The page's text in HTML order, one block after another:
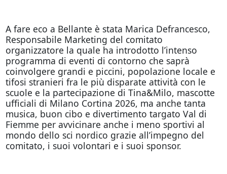
A fare eco a Bellante è stata Marica Defrancesco,
Responsabile Marketing del comitato
organizzatore la quale ha introdotto l’intenso
programma di eventi di contorno che saprà
coinvolgere grandi e piccini, popolazione locale e
tifosi stranieri fra le più disparate attività con le
scuole e la partecipazione di Tina&Milo, mascotte
ufficiali di Milano Cortina 2026, ma anche tanta
musica, buon cibo e divertimento targato Val di
Fiemme per avvicinare anche i meno sportivi al
mondo dello sci nordico grazie all’impegno del
comitato, i suoi volontari e i suoi sponsor.